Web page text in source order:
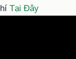
Tại Đây